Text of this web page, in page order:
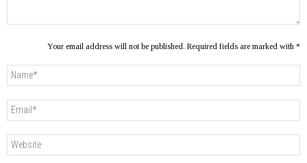
Your email address will not be published. Required fields are marked with *